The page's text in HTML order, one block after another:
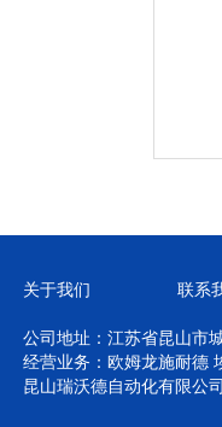
关于我们 联系
公司地址：江苏省昆山市
经营业务：欧姆龙施耐德
昆山瑞沃德自动化有限公